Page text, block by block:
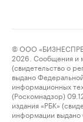
© ООО
2026. Сообщения и
(свидетельство о
выдано
информационных
(Роскомнадзор)
издания «РБК»
информации выдано